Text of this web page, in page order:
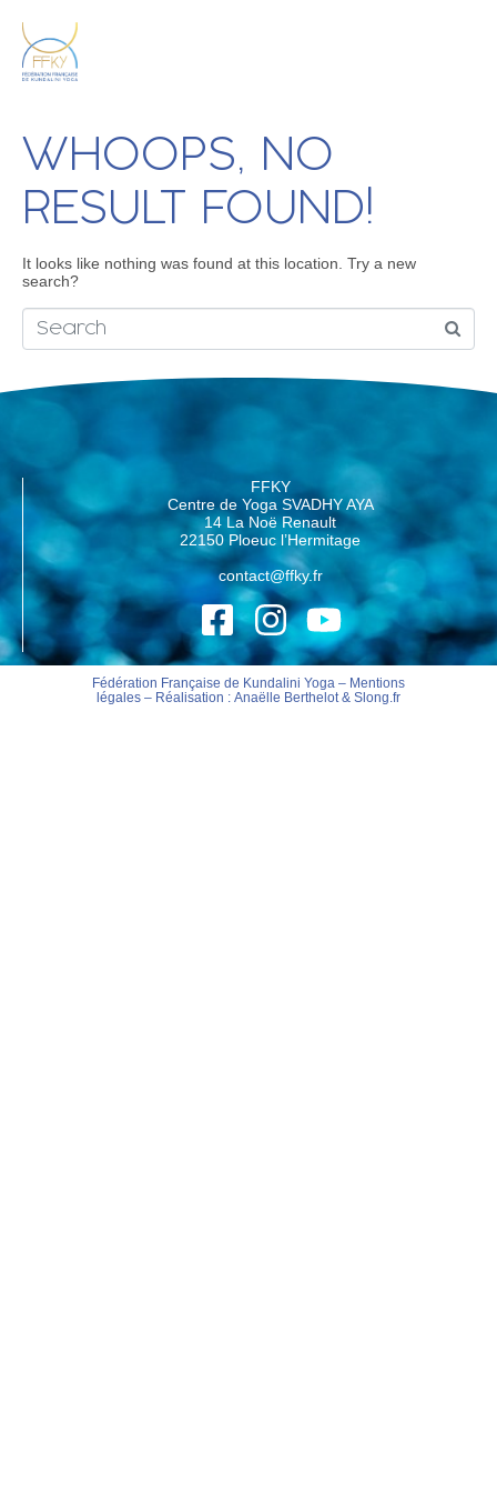
WHOOPS, NO
RESULT FOUND!
It looks like nothing was found at this location. Try a new
search?
FFKY
Centre de Yoga SVADHY AYA
14 La Noë Renault
22150 Ploeuc l’Hermitage
contact@ffky.fr
Fédération Française de Kundalini Yoga – Mentions
légales– Réalisation : Anaëlle Berthelot& Slong.fr